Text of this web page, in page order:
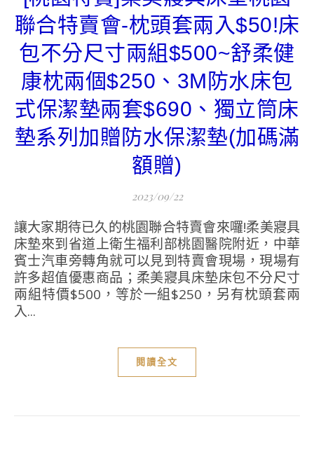
聯合特賣會-枕頭套兩入$50!床
包不分尺寸兩組$500~舒柔健
康枕兩個$250、3M防水床包
式保潔墊兩套$690、獨立筒床
墊系列加贈防水保潔墊(加碼滿
額贈)
2023/09/22
讓大家期待已久的桃園聯合特賣會來囉!柔美寢具
床墊來到省道上衛生福利部桃園醫院附近，中華
賓士汽車旁轉角就可以見到特賣會現場，現場有
許多超值優惠商品；柔美寢具床墊床包不分尺寸
兩組特價$500，等於一組$250，另有枕頭套兩
入...
閱讀全文